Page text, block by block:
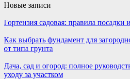
Новые записи
Гортензия садовая: правила посадки
Как выбрать фундамент для
от типа грунта
Дача, сад и огород: полное
уходу за участком